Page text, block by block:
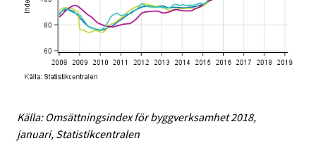
Källa: Omsättningsindex för byggverksamhet 2018,
januari, Statistikcentralen